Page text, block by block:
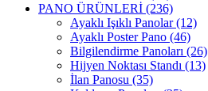
PANO ÜRÜNLERİ (236)
Ayaklı Işıklı Panolar (12)
Ayaklı Poster Pano (46)
Bilgilendirme Panoları (26)
Hijyen Noktası Standı (13)
İlan Panosu (35)